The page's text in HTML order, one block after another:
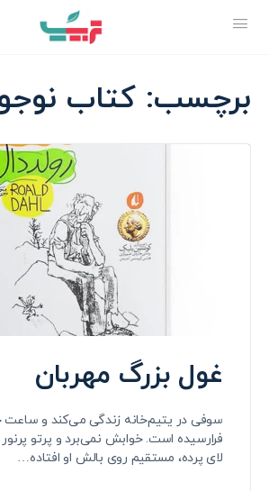
برچسب: کتاب
غول بزرگ مهربان
سوفی در یتیم‌خانه زندگی می‌کند و
فرارسیده است. خوابش نمی‌برد و پرتو
لای پرده، مستقیم روی بالش او افتاده…